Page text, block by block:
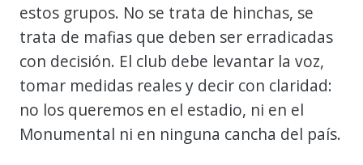
estos grupos. No se trata de hinchas, se
trata de mafias que deben ser erradicadas
con decisión. El club debe levantar la voz,
tomar medidas reales y decir con claridad:
no los queremos en el estadio, ni en el
Monumental ni en ninguna cancha del país.